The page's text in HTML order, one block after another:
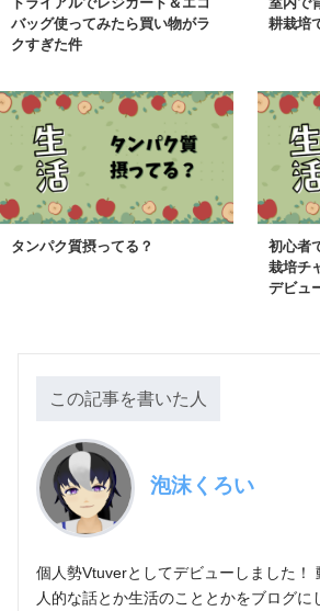
バッグ使ってみたら買い物がラ
クすぎた件
耕栽培
タンパク質摂ってる？
初心者
栽培チ
デビュ
この記事を書いた人
泡沫くろい
個人勢Vtuverとしてデビューしました！
人的な話とか生活のこととかをブログに